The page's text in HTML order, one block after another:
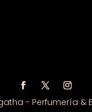
- Perfumería &